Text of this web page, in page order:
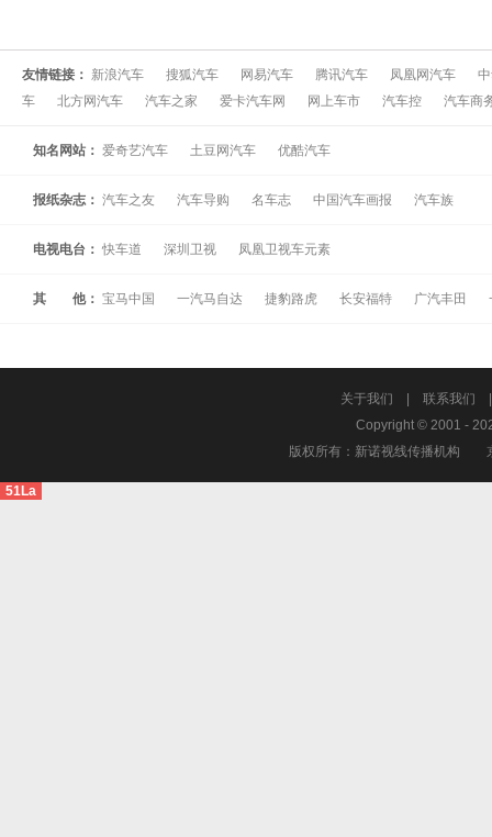
友情链接： 新浪汽车 搜狐汽车 网易汽车 腾讯汽车 凤凰网汽车
车
北方网汽车 汽车之家 爱卡汽车网 网上车市 汽车控 汽车商
知名网站： 爱奇艺汽车 土豆网汽车 优酷汽车
报纸杂志： 汽车之友 汽车导购 名车志 中国汽车画报 汽车族
电视电台： 快车道 深圳卫视 凤凰卫视车元素
其 他： 宝马中国 一汽马自达 捷豹路虎 长安福特 广汽丰田
关于我们 联系我们
Copyright © 2001 -
版权所有：新诺视线传播机构
51La